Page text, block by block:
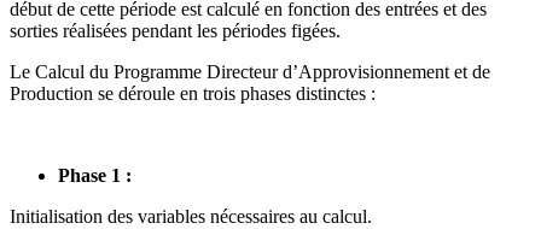
début de cette période est calculé en fonction des entrées et des
sorties réalisées pendant les périodes figées.
Le Calcul du Programme Directeur d’Approvisionnement et de
Production se déroule en trois phases distinctes :
Phase 1 :
Initialisation des variables nécessaires au calcul.